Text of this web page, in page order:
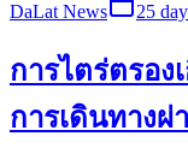
DaLat News
25
การไตร่ตรอง
การเดินทางผ่